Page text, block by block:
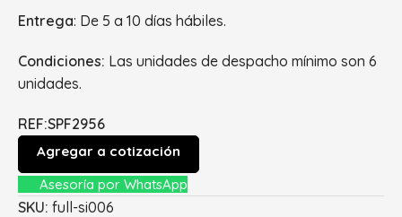
Entrega: De 5 a 10 días hábiles.
Condiciones: Las unidades de despacho mínimo son 6
unidades.
REF:SPF2956
Agregar a cotización
Asesoría por WhatsApp
SKU: full-si006